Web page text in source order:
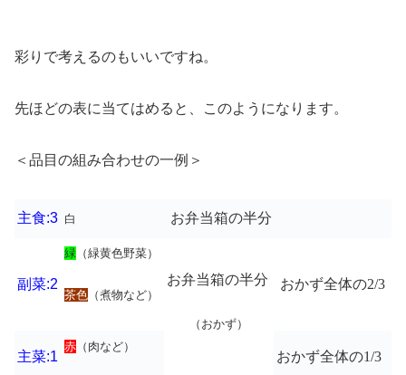
彩りで考えるのもいいですね。
先ほどの表に当てはめると、このようになります。
＜品目の組み合わせの一例＞
主食:3 白 お弁当箱の半分
副菜:2
緑 （緑黄色野菜）
茶色 （煮物など）
お弁当箱の半分
（おかず）
おかず全体の2/3
主菜:1
赤 （肉など）
おかず全体の1/3